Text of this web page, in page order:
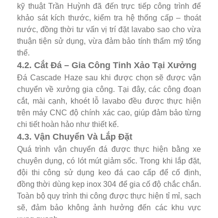
kỹ thuật Trần Huỳnh đã đến trực tiếp công trình để
khảo sát kích thước, kiểm tra hệ thống cấp – thoát
nước, đồng thời tư vấn vị trí đặt lavabo sao cho vừa
thuận tiện sử dụng, vừa đảm bảo tính thẩm mỹ tổng
thể.
4.2. Cắt Đá – Gia Công Tinh Xảo Tại Xưởng
Đá Cascade Haze sau khi được chọn sẽ được vận
chuyển về xưởng gia công. Tại đây, các công đoạn
cắt, mài cạnh, khoét lỗ lavabo đều được thực hiện
trên máy CNC độ chính xác cao, giúp đảm bảo từng
chi tiết hoàn hảo như thiết kế.
4.3. Vận Chuyển Và Lắp Đặt
Quá trình vận chuyển đá được thực hiện bằng xe
chuyên dụng, có lót mút giảm sốc. Trong khi lắp đặt,
đội thi công sử dụng keo đá cao cấp để cố định,
đồng thời dùng kẹp inox 304 để gia cố độ chắc chắn.
Toàn bộ quy trình thi công được thực hiện tỉ mỉ, sạch
sẽ, đảm bảo không ảnh hưởng đến các khu vực